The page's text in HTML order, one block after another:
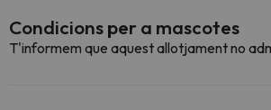
Condicions per a mascotes
T'informem que aquest allotjament no